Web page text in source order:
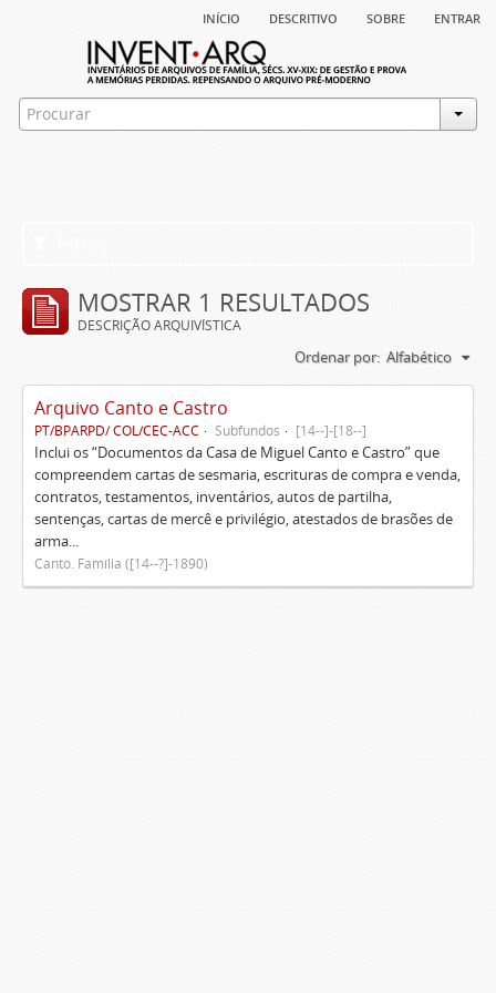
início descritivo sobre entrar
MOSTRAR 1 RESULTADOS
DESCRIÇÃO ARQUIVÍSTICA
Ordenar por: Alfabético
Arquivo Canto e Castro
PT/BPARPD/ COL/CEC-ACC Subfundos [14--]-[18--]
Inclui os “Documentos da Casa de Miguel Canto e Castro” que
compreendem cartas de sesmaria, escrituras de compra e venda,
contratos, testamentos, inventários, autos de partilha,
sentenças, cartas de mercê e privilégio, atestados de brasões de
arma...
Canto. Família ([14--?]-1890)